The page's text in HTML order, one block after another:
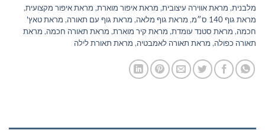
מלבנית, מראת אווירה עיצובית, מראת איפור מוארת, מראת איפור מקצועית,
מראת גוף 140 ס״מ
, מראת גוף מלאה, מראת גוף עם תאורה, מראת טאץ'
חכמה, מראת סטנד עומדת, מראת קיר מוארת, מראת תאורה חכמה, מראת
תאורה כפולה, מראת תאורה לאמבטיה, מראת תאורת לילה